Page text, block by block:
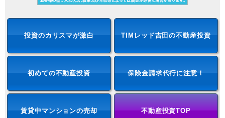
投資のカリスマが激白 TIMレッド吉田の不動産投資
初めての不動産投資 保険金請求代行に注意！
賃貸中マンションの売却 不動産投資TOP